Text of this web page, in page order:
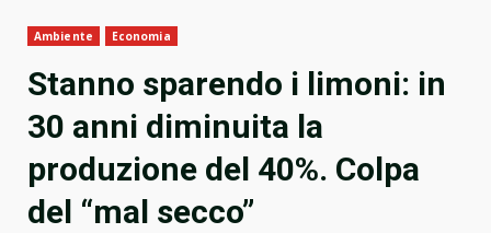
Ambiente Economia
Stanno sparendo i limoni: in
30 anni diminuita la
produzione del 40%. Colpa
del “mal secco”